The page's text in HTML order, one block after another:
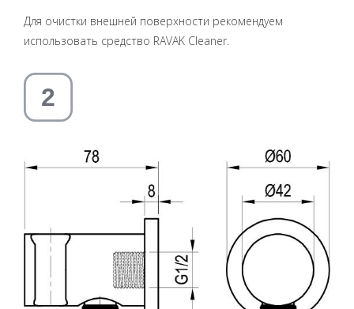
Для очистки внешней поверхности рекомендуем
использовать средство RAVAK Cleaner.